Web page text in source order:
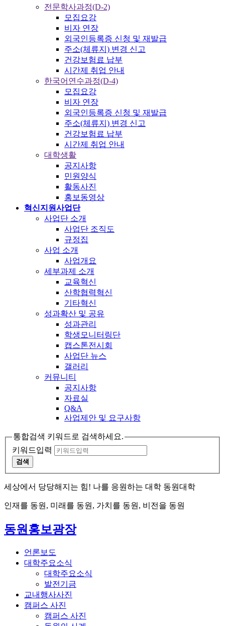
전문학사과정(D-2)
모집요강
비자 연장
외국인등록증 신청 및 재발급
주소(체류지) 변경 신고
건강보험료 납부
시간제 취업 안내
한국어연수과정(D-4)
모집요강
비자 연장
외국인등록증 신청 및 재발급
주소(체류지) 변경 신고
건강보험료 납부
시간제 취업 안내
대학생활
공지사항
민원양식
활동사진
홍보동영상
혁신지원사업단
사업단 소개
사업단 조직도
규정집
사업 소개
사업개요
세부과제 소개
교육혁신
산학협력혁신
기타혁신
성과확산 및 공유
성과관리
학생모니터링단
캡스톤전시회
사업단 뉴스
갤러리
커뮤니티
공지사항
자료실
Q&A
사업제안 및 요구사항
통합검색 키워드로 검색하세요.
키워드입력
검색
세상에서 당당해지는 힘! 나를 응원하는 대학 동원대학
인재를 동원, 미래를 동원, 가치를 동원, 비전을 동원
동원홍보광장
언론보도
대학주요소식
대학주요소식
발전기금
교내행사사진
캠퍼스 사진
캠퍼스 사진